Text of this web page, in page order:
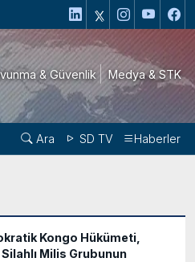
& Güvenlik Medya & STK
Ara SD TV Haberler
Kongo Hükümeti,
Silahlı Milis Grubunun